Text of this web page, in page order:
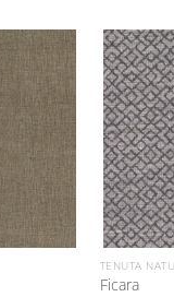
TENUTA
Ficara